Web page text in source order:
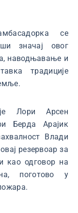
се
значај овог
наводњавање и
традиције
Лори Арсен
Берда Арајик
Влади
резервоар за
као одговор на
поготово у